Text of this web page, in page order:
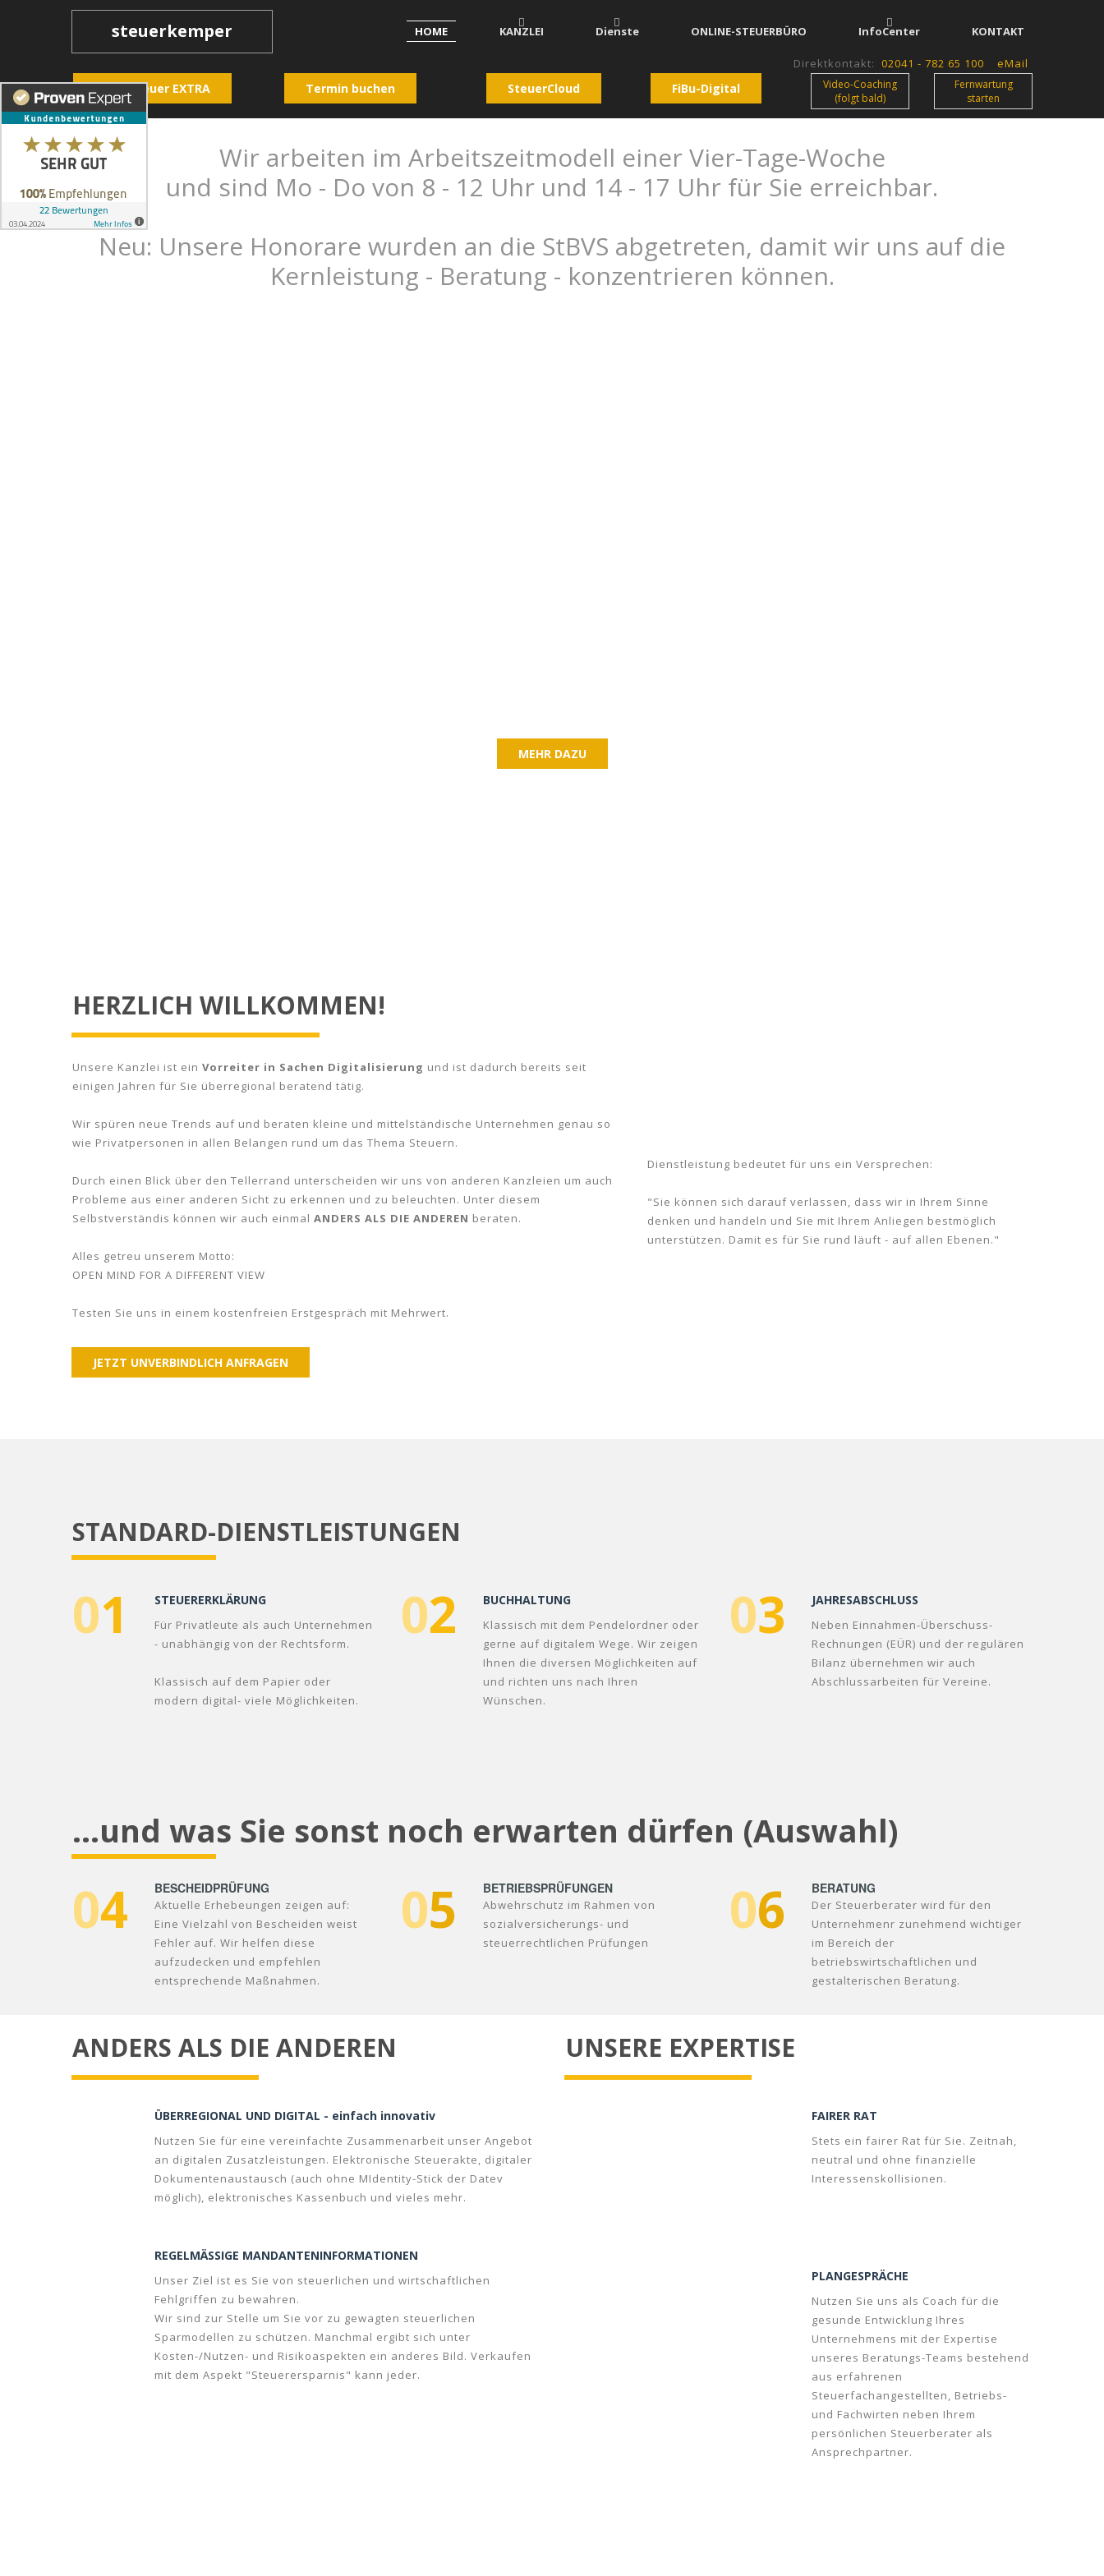
steuerkemper HOME KANZLEI Dienste ONLINE-STEUERBÜRO InfoCenter KONTAKT
Direktkontakt: 02041 - 782 65 100 eMail
Grundsteuer EXTRA Termin buchen SteuerCloud FiBu-Digital
Video-Coaching
(folgt bald)
Fernwartung
starten
Wir arbeiten im Arbeitszeitmodell einer Vier-Tage-Woche
und sind Mo - Do von 8 - 12 Uhr und 14 - 17 Uhr für Sie erreichbar.
Neu: Unsere Honorare wurden an die StBVS abgetreten, damit wir uns auf die
Kernleistung - Beratung - konzentrieren können.
MEHR DAZU
HERZLICH WILLKOMMEN!
Unsere Kanzlei ist ein Vorreiter in Sachen Digitalisierung und ist dadurch bereits seit
einigen Jahren für Sie überregional beratend tätig.
Wir spüren neue Trends auf und beraten kleine und mittelständische Unternehmen genau so
wie Privatpersonen in allen Belangen rund um das Thema Steuern.
Durch einen Blick über den Tellerrand unterscheiden wir uns von anderen Kanzleien um auch
Probleme aus einer anderen Sicht zu erkennen und zu beleuchten. Unter diesem
Selbstverständis können wir auch einmal ANDERS ALS DIE ANDEREN beraten.
Alles getreu unserem Motto:
OPEN MIND FOR A DIFFERENT VIEW
Testen Sie uns in einem kostenfreien Erstgespräch mit Mehrwert.
JETZT UNVERBINDLICH ANFRAGEN
Dienstleistung bedeutet für uns ein Versprechen:
"Sie können sich darauf verlassen, dass wir in Ihrem Sinne
denken und handeln und Sie mit Ihrem Anliegen bestmöglich
unterstützen. Damit es für Sie rund läuft - auf allen Ebenen."
STANDARD-DIENSTLEISTUNGEN
01 STEUERERKLÄRUNG
Für Privatleute als auch Unternehmen
- unabhängig von der Rechtsform.
Klassisch auf dem Papier oder
modern digital- viele Möglichkeiten.
02 BUCHHALTUNG
Klassisch mit dem Pendelordner oder
gerne auf digitalem Wege. Wir zeigen
Ihnen die diversen Möglichkeiten auf
und richten uns nach Ihren
Wünschen.
03 JAHRESABSCHLUSS
Neben Einnahmen-Überschuss-
Rechnungen (EÜR) und der regulären
Bilanz übernehmen wir auch
Abschlussarbeiten für Vereine.
...und was Sie sonst noch erwarten dürfen (Auswahl)
04 BESCHEIDPRÜFUNG
Aktuelle Erhebeungen zeigen auf:
Eine Vielzahl von Bescheiden weist
Fehler auf. Wir helfen diese
aufzudecken und empfehlen
entsprechende Maßnahmen.
05 BETRIEBSPRÜFUNGEN
Abwehrschutz im Rahmen von
sozialversicherungs- und
steuerrechtlichen Prüfungen
06 BERATUNG
Der Steuerberater wird für den
Unternehmenr zunehmend wichtiger
im Bereich der
betriebswirtschaftlichen und
gestalterischen Beratung.
ANDERS ALS DIE ANDEREN
ÜBERREGIONAL UND DIGITAL - einfach innovativ
Nutzen Sie für eine vereinfachte Zusammenarbeit unser Angebot
an digitalen Zusatzleistungen. Elektronische Steuerakte, digitaler
Dokumentenaustausch (auch ohne MIdentity-Stick der Datev
möglich), elektronisches Kassenbuch und vieles mehr.
REGELMÄSSIGE MANDANTENINFORMATIONEN
Unser Ziel ist es Sie von steuerlichen und wirtschaftlichen
Fehlgriffen zu bewahren.
Wir sind zur Stelle um Sie vor zu gewagten steuerlichen
Sparmodellen zu schützen. Manchmal ergibt sich unter
Kosten-/Nutzen- und Risikoaspekten ein anderes Bild. Verkaufen
mit dem Aspekt "Steuerersparnis" kann jeder.
UNSERE EXPERTISE
FAIRER RAT
Stets ein fairer Rat für Sie. Zeitnah,
neutral und ohne finanzielle
Interessenskollisionen.
PLANGESPRÄCHE
Nutzen Sie uns als Coach für die
gesunde Entwicklung Ihres
Unternehmens mit der Expertise
unseres Beratungs-Teams bestehend
aus erfahrenen
Steuerfachangestellten, Betriebs-
und Fachwirten neben Ihrem
persönlichen Steuerberater als
Ansprechpartner.